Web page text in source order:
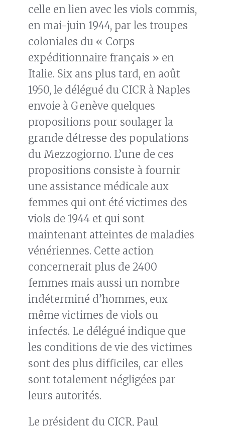
celle en lien avec les viols commis,
en mai-juin 1944, par les troupes
coloniales du « Corps
expéditionnaire français » en
Italie. Six ans plus tard, en août
1950, le délégué du CICR à Naples
envoie à Genève quelques
propositions pour soulager la
grande détresse des populations
du Mezzogiorno. L’une de ces
propositions consiste à fournir
une assistance médicale aux
femmes qui ont été victimes des
viols de 1944 et qui sont
maintenant atteintes de maladies
vénériennes. Cette action
concernerait plus de 2400
femmes mais aussi un nombre
indéterminé d’hommes, eux
même victimes de viols ou
infectés. Le délégué indique que
les conditions de vie des victimes
sont des plus difficiles, car elles
sont totalement négligées par
leurs autorités.
Le président du CICR, Paul